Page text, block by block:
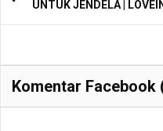
UNTUK JENDELA |
Komentar Facebook